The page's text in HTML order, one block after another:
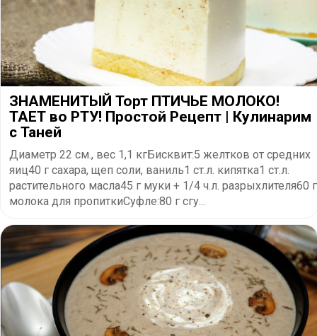
ЗНАМЕНИТЫЙ Торт ПТИЧЬЕ МОЛОКО!
ТАЕТ во РТУ! Простой Рецепт | Кулинарим
с Таней
Диаметр 22 см., вес 1,1 кгБисквит:5 желтков от средних
яиц40 г сахара, щеп соли, ваниль1 ст.л. кипятка1 ст.л.
растительного масла45 г муки + 1/4 ч.л. разрыхлителя60 г
молока для пропиткиСуфле:80 г сгу...